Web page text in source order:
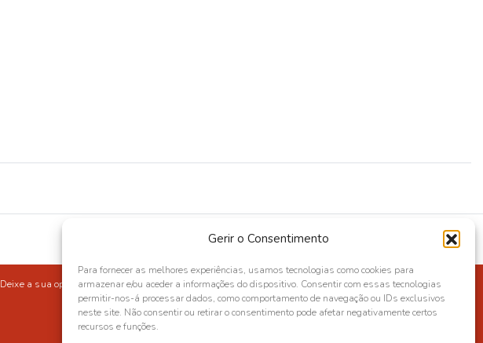
Gerir o Consentimento
Para fornecer as melhores experiências, usamos tecnologias como cookies para
armazenar e/ou aceder a informações do dispositivo. Consentir com essas tecnologias
permitir-nos-á processar dados, como comportamento de navegação ou IDs exclusivos
neste site. Não consentir ou retirar o consentimento pode afetar negativamente certos
recursos e funções.
Deixe a sua opinião